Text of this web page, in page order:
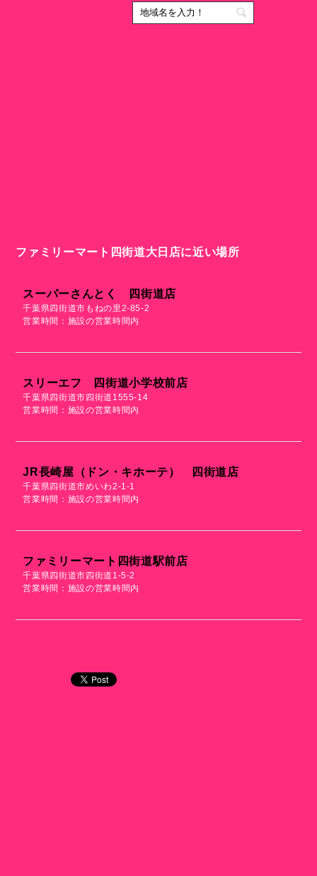
ファミリーマート四街道大日店に近い場所
スーパーさんとく 四街道店
千葉県四街道市もねの里2-85-2
営業時間：施設の営業時間内
スリーエフ 四街道小学校前店
千葉県四街道市四街道1555-14
営業時間：施設の営業時間内
JR長崎屋（ドン・キホーテ） 四街道店
千葉県四街道市めいわ2-1-1
営業時間：施設の営業時間内
ファミリーマート四街道駅前店
千葉県四街道市四街道1-5-2
営業時間：施設の営業時間内